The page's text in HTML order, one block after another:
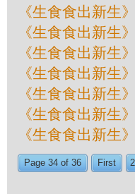
《生食食出新生
《生食食出新生
《生食食出新生
《生食食出新生
《生食食出新生
《生食食出新生
《生食食出新生
Page 34 of 36 First